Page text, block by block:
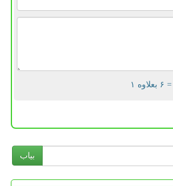
= ۶ بعلاوه ۱
بیاب